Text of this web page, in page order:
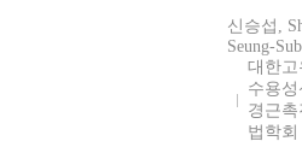
신승섭,
Seung-Sub
대한고
수용성
경근촉
법학회